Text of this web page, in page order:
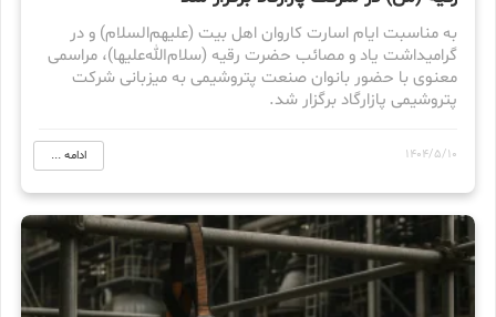
به مناسبت ایام اسارت کاروان اهل بیت (علیهم‌السلام) و در
گرامیداشت یاد و مصائب حضرت رقیه (سلام‌الله‌علیها)، مراسمی
معنوی با حضور بانوان صنعت پتروشیمی به میزبانی شرکت
پتروشیمی پازارگاد برگزار شد.
1404/5/10 ادامه ...